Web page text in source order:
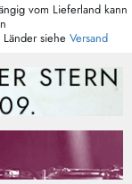
vom Lieferland kann
siehe Versand